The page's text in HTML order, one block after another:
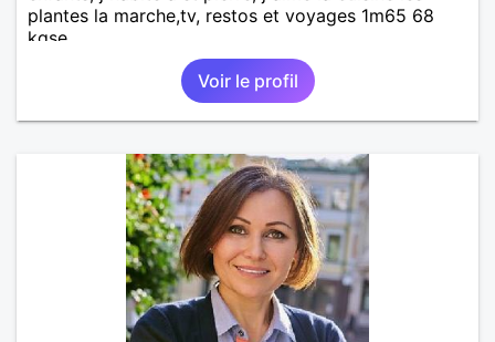
plantes la marche,tv, restos et voyages 1m65 68
kgse
Voir le profil